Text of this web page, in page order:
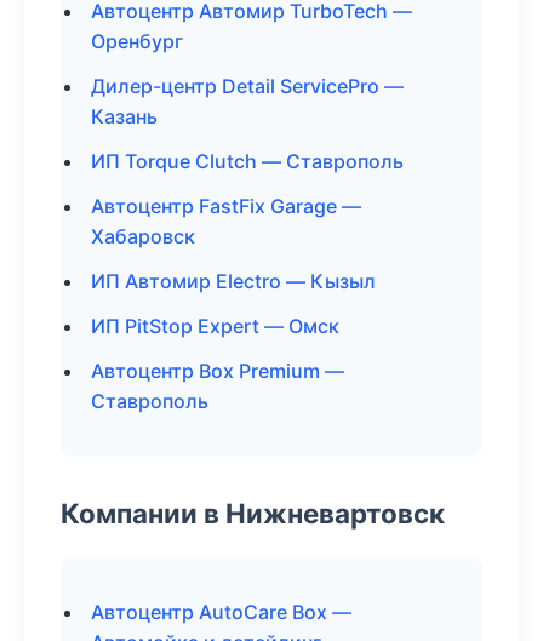
Автоцентр Автомир TurboTech —
Оренбург
Дилер-центр Detail ServicePro —
Казань
ИП Torque Clutch — Ставрополь
Автоцентр FastFix Garage —
Хабаровск
ИП Автомир Electro — Кызыл
ИП PitStop Expert — Омск
Автоцентр Box Premium —
Ставрополь
Компании в Нижневартовск
Автоцентр AutoCare Box —